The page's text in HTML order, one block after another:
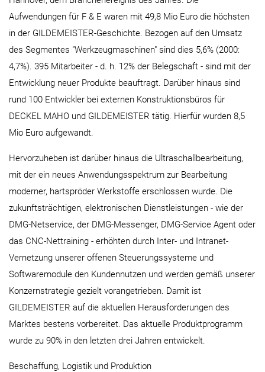
Aufwendungen für F & E waren mit 49,8 Mio Euro die höchsten
in der GILDEMEISTER-Geschichte. Bezogen auf den Umsatz
des Segmentes "Werkzeugmaschinen" sind dies 5,6% (2000:
4,7%). 395 Mitarbeiter - d. h. 12% der Belegschaft - sind mit der
Entwicklung neuer Produkte beauftragt. Darüber hinaus sind
rund 100 Entwickler bei externen Konstruktionsbüros für
DECKEL MAHO und GILDEMEISTER tätig. Hierfür wurden 8,5
Mio Euro aufgewandt.
Hervorzuheben ist darüber hinaus die Ultraschallbearbeitung,
mit der ein neues Anwendungsspektrum zur Bearbeitung
moderner, hartspröder Werkstoffe erschlossen wurde. Die
zukunftsträchtigen, elektronischen Dienstleistungen - wie der
DMG-Netservice, der DMG-Messenger, DMG-Service Agent oder
das CNC-Nettraining - erhöhten durch Inter- und Intranet-
Vernetzung unserer offenen Steuerungssysteme und
Softwaremodule den Kundennutzen und werden gemäß unserer
Konzernstrategie gezielt vorangetrieben. Damit ist
GILDEMEISTER auf die aktuellen Herausforderungen des
Marktes bestens vorbereitet. Das aktuelle Produktprogramm
wurde zu 90% in den letzten drei Jahren entwickelt.
Beschaffung, Logistik und Produktion